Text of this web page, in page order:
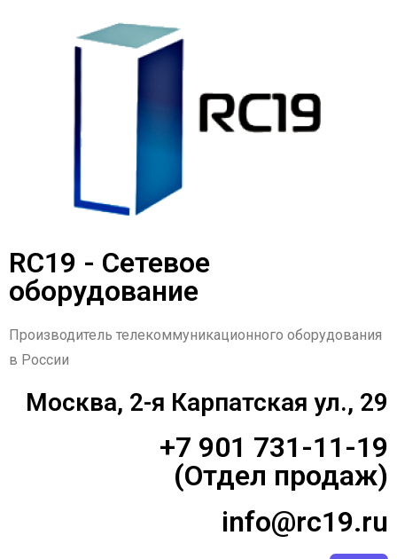
RC19 - Сетевое
оборудование
Производитель телекоммуникационного оборудования
в России
Москва, 2-я Карпатская ул., 29
+7 901 731-11-19
(Отдел продаж)
info@rc19.ru